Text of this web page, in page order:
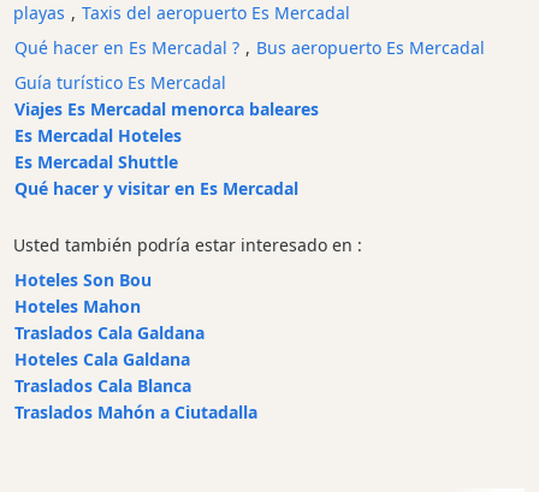
Mirador
Actividad
Empresa
Tour
y
Excursione
Parque
Excursion
en
barco
Café
y
playas , Taxis del aeropuerto Es Mercadal
Qué hacer en Es Mercadal ? , Bus aeropuerto Es Mercadal
Guía turístico Es Mercadal
Viajes Es Mercadal menorca baleares
Es Mercadal Hoteles
Es Mercadal Shuttle
Qué hacer y visitar en Es Mercadal
Usted también podría estar interesado en :
Hoteles Son Bou
Hoteles Mahon
Traslados Cala Galdana
Hoteles Cala Galdana
Traslados Cala Blanca
Traslados Mahón a Ciutadalla